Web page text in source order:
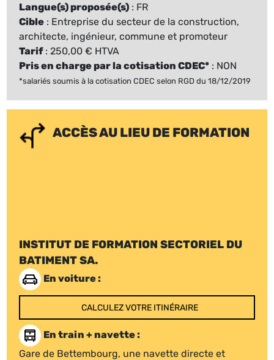
Langue(s) proposée(s) : FR
Cible : Entreprise du secteur de la construction,
architecte, ingénieur, commune et promoteur
Tarif: 250,00 € HTVA
Pris en charge par la cotisation CDEC* : NON
*salariés soumis à la cotisation CDEC selon RGD du 18/12/2019
ACCÈS AU LIEU DE FORMATION
INSTITUT DE FORMATION SECTORIEL DU
BATIMENT SA.
En voiture :
CALCULEZ VOTRE ITINÉRAIRE
En train + navette :
Gare de Bettembourg, une navette directe et